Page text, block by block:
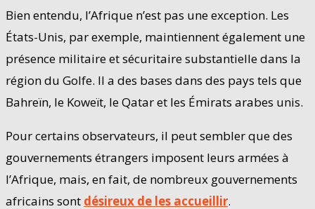
Bien entendu, l’Afrique n’est pas une exception. Les
États-Unis, par exemple, maintiennent également une
présence militaire et sécuritaire substantielle dans la
région du Golfe. Il a des bases dans des pays tels que
Bahreïn, le Koweït, le Qatar et les Émirats arabes unis.
Pour certains observateurs, il peut sembler que des
gouvernements étrangers imposent leurs armées à
l’Afrique, mais, en fait, de nombreux gouvernements
africains sont désireux de les accueillir.